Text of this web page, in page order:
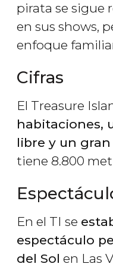
pirata se sigue
en sus shows,
enfoque
Cifras
El Treasure
habitaciones,
libre y un gran
tiene 8.800
En el TI se
espectáculo
del Sol en Las